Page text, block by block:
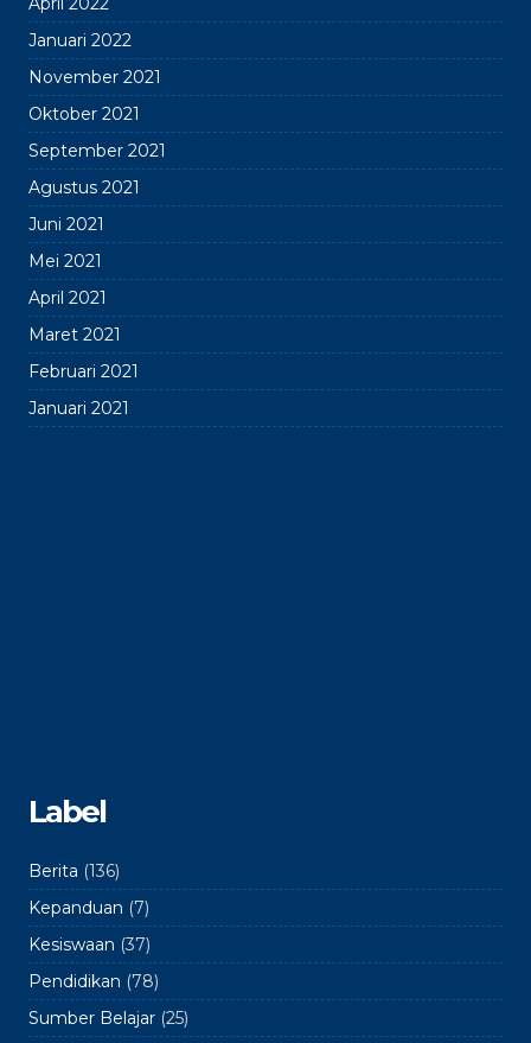
Januari 2022
November 2021
Oktober 2021
September 2021
Agustus 2021
Juni 2021
Mei 2021
April 2021
Maret 2021
Februari 2021
Januari 2021
Label
Berita (136)
Kepanduan (7)
Kesiswaan (37)
Pendidikan (78)
Sumber Belajar (25)